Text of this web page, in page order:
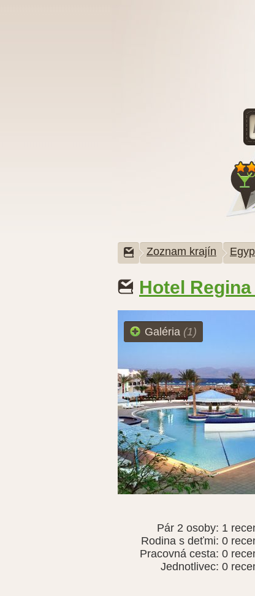
Zoznam krajín
Hotel
Galéria (1)
Pár 2 osoby: 1
Rodina s deťmi: 0
Pracovná cesta: 0
Jednotlivec: 0